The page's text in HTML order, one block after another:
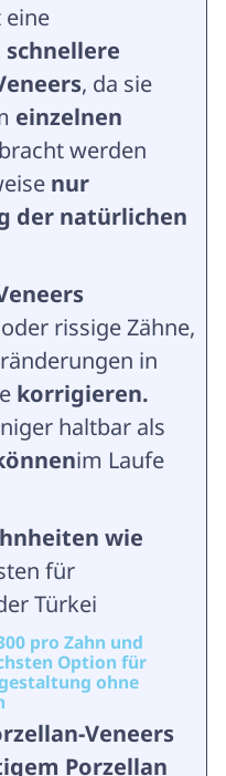
eine
, da sie
einzelnen
werden
nur
der natürlichen
rissige Zähne,
in
korrigieren.
haltbar als
im Laufe
wie
für
Türkei
pro Zahn und
Option für
ohne
Veneers
Porzellan